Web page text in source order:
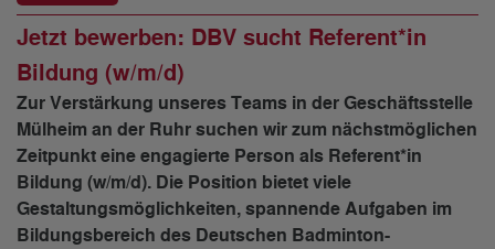
Jetzt bewerben: DBV sucht Referent*in
Bildung (w/m/d)
Zur Verstärkung unseres Teams in der Geschäftsstelle
Mülheim an der Ruhr suchen wir zum nächstmöglichen
Zeitpunkt eine engagierte Person als Referent*in
Bildung (w/m/d). Die Position bietet viele
Gestaltungsmöglichkeiten, spannende Aufgaben im
Bildungsbereich des Deutschen Badminton-